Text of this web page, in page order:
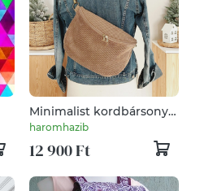
Minimalist kordbársony
övtáska - Hip Bag MAXI
haromhazib
12 900 Ft